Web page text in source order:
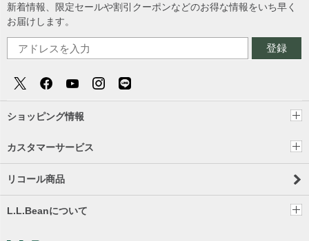
新着情報、限定セールや割引クーポンなどのお得な情報をいち早く
お届けします。
登録
ショッピング情報
カスタマーサービス
リコール商品
L.L.Beanについて